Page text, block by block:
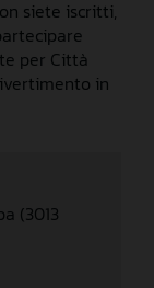
siete iscritti,
per Città
in
(3013